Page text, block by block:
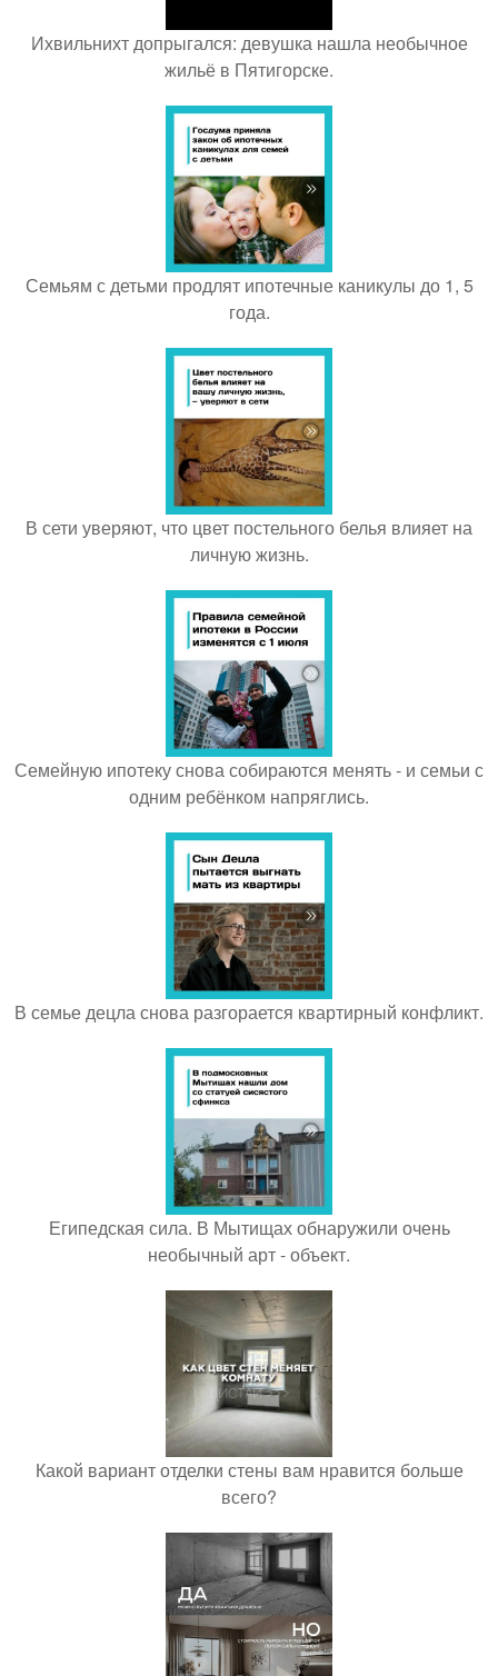
Ихвильнихт допрыгался: девушка нашла необычное
жильё в Пятигорске.
Семьям с детьми продлят ипотечные каникулы до 1, 5
года.
В сети уверяют, что цвет постельного белья влияет на
личную жизнь.
Семейную ипотеку снова собираются менять - и семьи с
одним ребёнком напряглись.
В семье децла снова разгорается квартирный конфликт.
Египедская сила. В Мытищах обнаружили очень
необычный арт - объект.
Какой вариант отделки стены вам нравится больше
всего?